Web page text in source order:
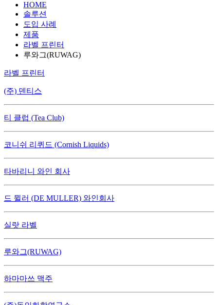
HOME
솔루션
도입 사례
제품
라벨 프린터
루와그(RUWAG)
라벨 프린터
(주) 덴티스
티 클럽 (Tea Club)
코니쉬 리퀴드 (Cornish Liquids)
타바리니 와인 회사
드 뮐러 (DE MULLER) 와인회사
실랏 라벨
루와그(RUWAG)
하마마쓰 맥주